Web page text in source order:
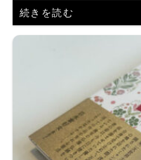
続きを読む